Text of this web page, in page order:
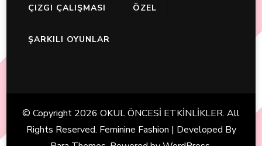
ÇIZGI ÇALIŞMASI ÖZEL
ŞARKILI OYUNLAR
© Copyright 2026 OKUL ÖNCESİ ETKİNLİKLER. All
Rights Reserved. Feminine Fashion | Developed By